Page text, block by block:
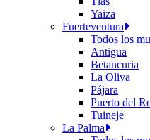
Yaiza
Fuerteventura
Todos los
Antigua
Betancuria
La Oliva
Pájara
Puerto del
Tuineje
La Palma